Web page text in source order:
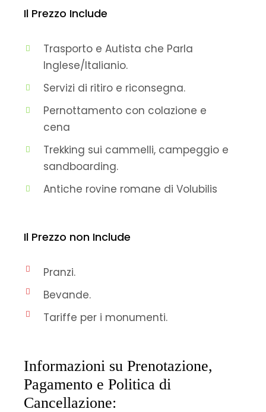
Il Prezzo Include
Trasporto e Autista che Parla
Inglese/Italianio.
Servizi di ritiro e riconsegna.
Pernottamento con colazione e
cena
Trekking sui cammelli, campeggio e
sandboarding.
Antiche rovine romane di Volubilis
Il Prezzo non Include
Pranzi.
Bevande.
Tariffe per i monumenti.
Informazioni su Prenotazione,
Pagamento e Politica di
Cancellazione: